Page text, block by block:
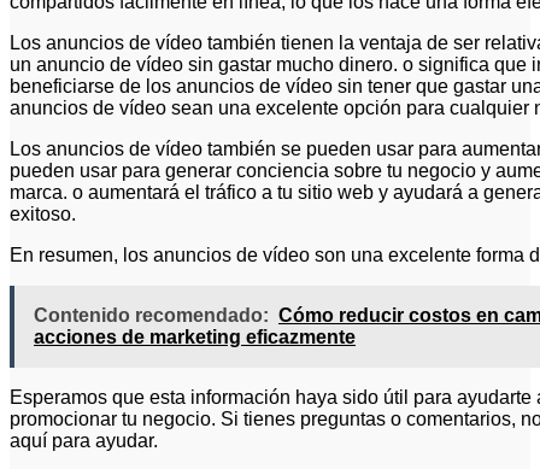
Los anuncios de vídeo también tienen la ventaja de ser
un anuncio de vídeo sin gastar mucho dinero. o significa que
beneficiarse de los anuncios de vídeo sin tener que gastar
anuncios de vídeo sean una excelente opción para cualquier
Los anuncios de vídeo también se pueden usar para
pueden usar para generar conciencia sobre tu negocio y
marca. o aumentará el tráfico a tu sitio web y ayudará a
exitoso.
En resumen, los anuncios de vídeo son una excelente forma
Contenido recomendado: Cómo reducir costos en
acciones de marketing eficazmente
Esperamos que esta información haya sido útil para
promocionar tu negocio. Si tienes preguntas o comentarios,
aquí para ayudar.